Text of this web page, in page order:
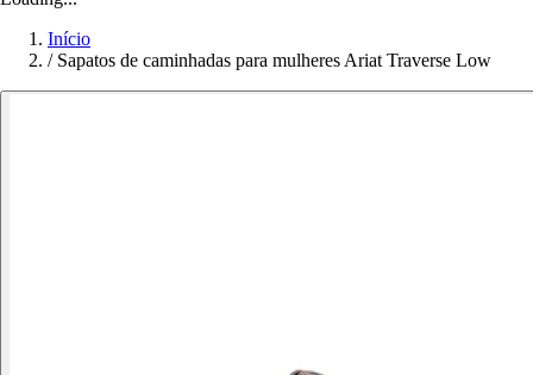
Início
/ Sapatos de caminhadas para mulheres Ariat Traverse Low